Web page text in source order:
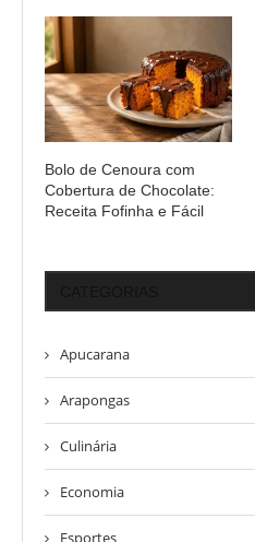
Bolo de Cenoura com
Cobertura de Chocolate:
Receita Fofinha e Fácil
Apucarana
Arapongas
Culinária
Economia
Esportes